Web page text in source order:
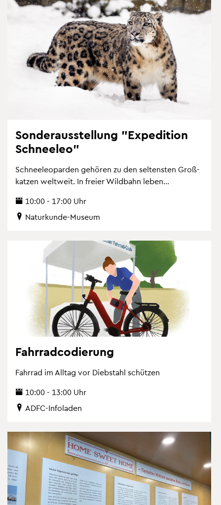
Son­der­aus­stel­lung "Ex­pe­di­ti­on
Schnee­leo"
Schnee­leo­par­den ge­hö­ren zu den sel­tens­ten Gro­ß­
kat­zen welt­weit. In frei­er Wild­bahn leben...
10:00 - 17:00 Uhr
Na­tur­kun­de-Mu­se­um
Fahr­rad­co­die­rung
Fahr­rad im All­tag vor Dieb­stahl schüt­zen
10:00 - 13:00 Uhr
ADFC-In­fo­la­den